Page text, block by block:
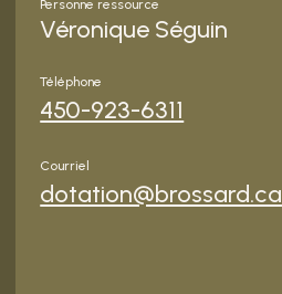
Personne ressource
Véronique Séguin
Téléphone
450-923-6311
Courriel
dotation@brossard.ca